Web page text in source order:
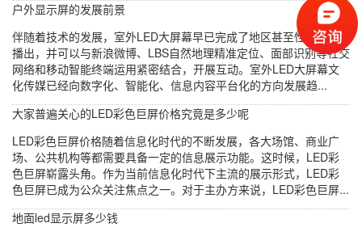
户外显示屏的发展前景
伴随着技术的发展，室外LED大屏幕早已完成了地区甚至性的联网
播出，并可以与新浪微博、LBS自然地理精准定位、面部识别等社交
网络和移动智能终端运用紧密结合，开展互动。室外LED大屏幕文
化传媒已经向数字化、智能化、信息内容平台化的方向发展趋...
大家普遍关心的LED彩色巨屏价格究竟是多少呢
LED彩色巨屏价格随着信息化时代的不断发展，各大场馆、商业广
场、公共机构等都需要具备一定的信息展示功能。这时候，LED彩
色巨屏崭露头角。作为当前信息化时代下主流的展示形式，LED彩
色巨屏已成为公众关注焦点之一。对于主办方来说，LED彩色巨屏...
地面led显示屏多少钱